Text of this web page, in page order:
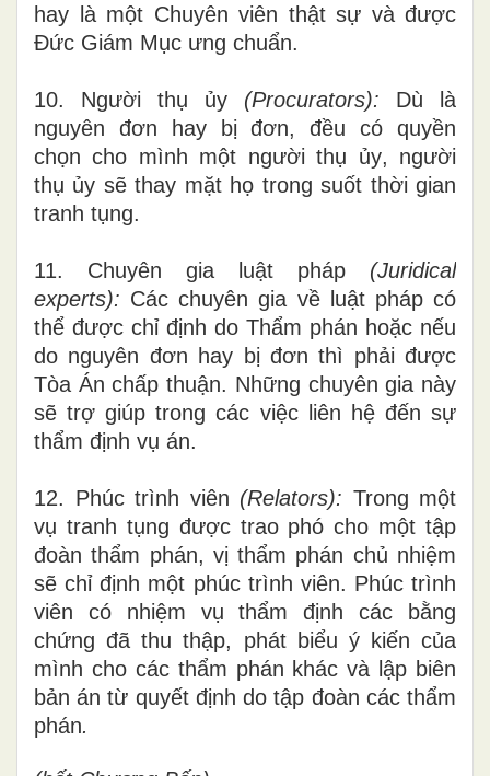
hay là một Chuyên viên thật sự và được
Đức Giám Mục ưng chuẩn.
10. Người thụ ủy (Procurators):
Dù là
nguyên đơn hay bị đơn, đều có quyền
chọn cho mình một người thụ ủy, người
thụ ủy sẽ thay mặt họ trong suốt thời gian
tranh tụng.
11. Chuyên gia luật pháp (Juridical
experts): Các chuyên gia về luật pháp có
thể được chỉ định do Thẩm phán hoặc nếu
do nguyên đơn hay bị đơn thì phải được
Tòa Án chấp thuận. Những chuyên gia này
sẽ trợ giúp trong các việc liên hệ đến sự
thẩm định vụ án.
12. Phúc trình viên (Relators): Trong một
vụ tranh tụng được trao phó cho một tập
đoàn thẩm phán, vị thẩm phán chủ nhiệm
sẽ chỉđịnh một phúc trình viên. Phúc trình
viên có nhiệm vụ thẩm định các bằng
chứng đã thu thập, phátbiểu ý kiến của
mình cho các thẩm phán khác và lập biên
bản án từ quyết địnhdo tập đoàn các thẩm
phán.